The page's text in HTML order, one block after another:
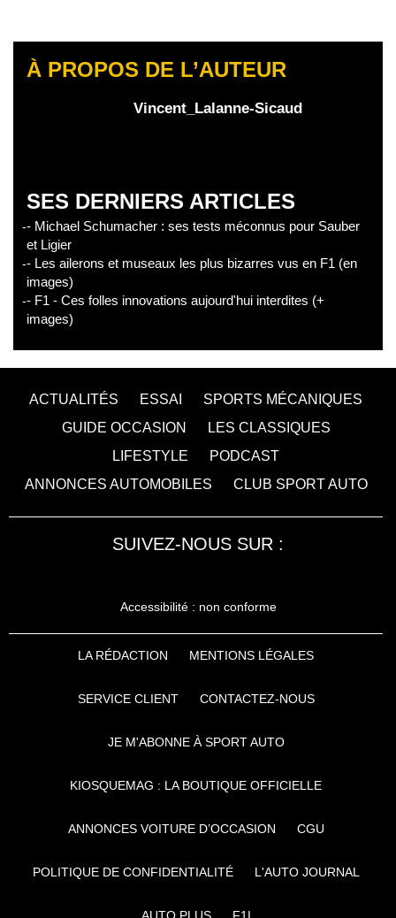
À PROPOS DE L’AUTEUR
Vincent_Lalanne-Sicaud
SES DERNIERS ARTICLES
- Michael Schumacher : ses tests méconnus pour Sauber
et Ligier
- Les ailerons et museaux les plus bizarres vus en F1 (en
images)
- F1 - Ces folles innovations aujourd'hui interdites (+
images)
ACTUALITÉS ESSAI
SPORTS MÉCANIQUES
GUIDE OCCASION
LES CLASSIQUES
LIFESTYLE
PODCAST
ANNONCES AUTOMOBILES
CLUB SPORT AUTO
SUIVEZ-NOUS SUR :
Accessibilité : non conforme
LA RÉDACTION MENTIONS LÉGALES
SERVICE CLIENT CONTACTEZ-NOUS
JE M'ABONNE À SPORT AUTO
KIOSQUEMAG : LA BOUTIQUE OFFICIELLE
ANNONCES VOITURE D’OCCASION CGU
POLITIQUE DE CONFIDENTIALITÉ L'AUTO JOURNAL